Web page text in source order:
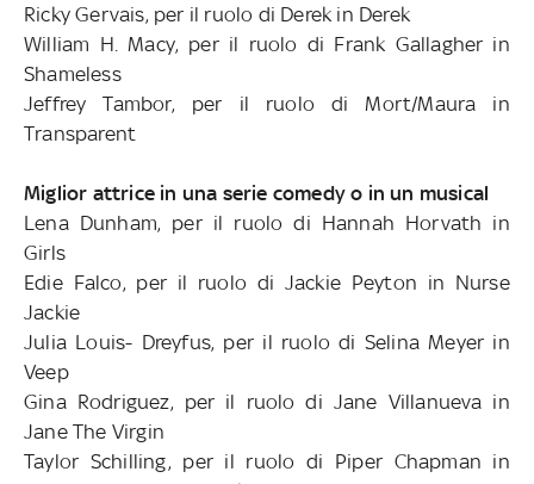
Ricky Gervais, per il ruolo di Derek in Derek
William H. Macy, per il ruolo di Frank Gallagher in
Shameless
Jeffrey Tambor, per il ruolo di Mort/Maura in
Transparent
Miglior attrice in una serie comedy o in un musical
Lena Dunham, per il ruolo di Hannah Horvath in
Girls
Edie Falco, per il ruolo di Jackie Peyton in Nurse
Jackie
Julia Louis- Dreyfus, per il ruolo di Selina Meyer in
Veep
Gina Rodriguez, per il ruolo di Jane Villanueva in
Jane The Virgin
Taylor Schilling, per il ruolo di Piper Chapman in